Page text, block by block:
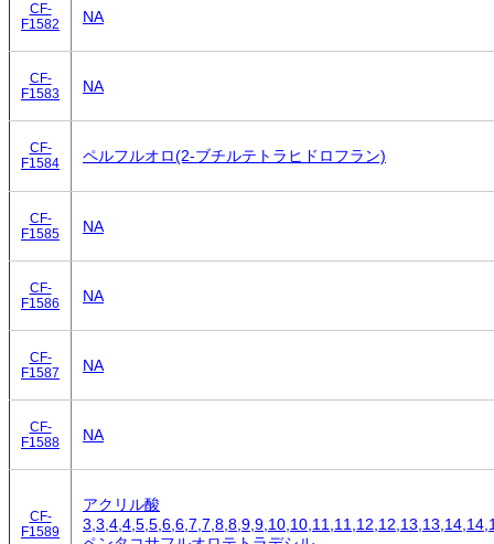
CF-
F1582
NA
CF-
F1583
NA
CF-
F1584
ペルフルオロ(2-ブチルテトラヒドロフラン)
CF-
F1585
NA
CF-
F1586
NA
CF-
F1587
NA
CF-
F1588
NA
CF-
F1589
アクリル酸